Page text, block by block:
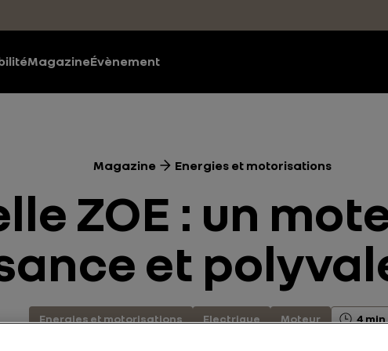
MagazineÉvènement
Magazine Energies et motorisations
ZOE : un
et
Energies et motorisations Electrique Moteur 4 min